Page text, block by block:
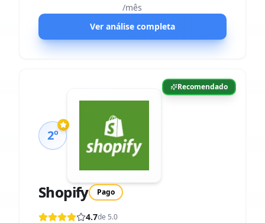
/mês
Ver análise completa
Recomendado
2º
Shopify Pago
4.7de 5.0